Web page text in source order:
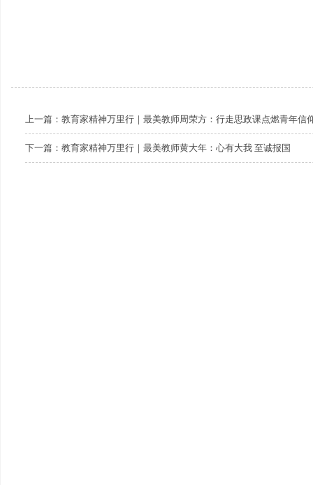
上一篇： 教育家精神万里行｜最美教师周荣方：行走思政课点燃青年信
下一篇： 教育家精神万里行｜最美教师黄大年：心有大我 至诚报国